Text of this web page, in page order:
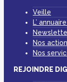
Veille
L’
Nos
Nos
REJOINDRE